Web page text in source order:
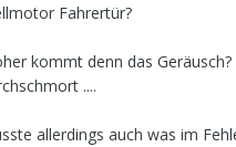
Fahrertür?
kommt denn das
....
allerdings auch was im